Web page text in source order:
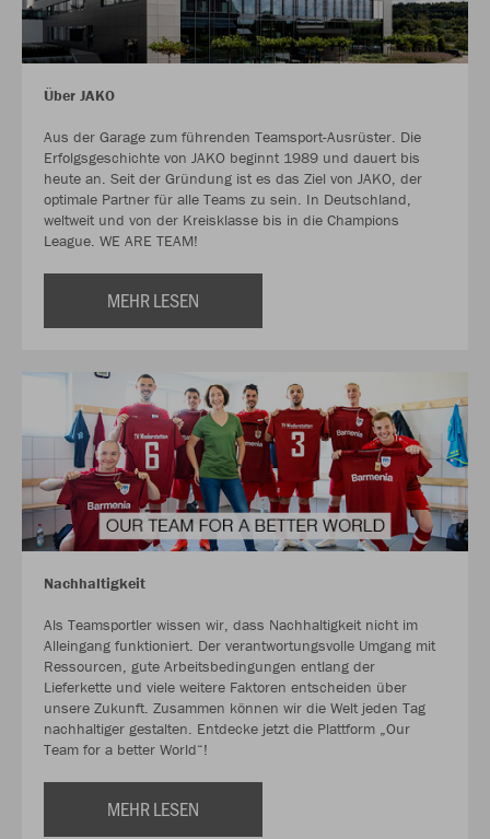
Über JAKO
Aus der Garage zum führenden Teamsport-Ausrüster. Die
Erfolgsgeschichte von JAKO beginnt 1989 und dauert bis
heute an. Seit der Gründung ist es das Ziel von JAKO, der
optimale Partner für alle Teams zu sein. In Deutschland,
weltweit und von der Kreisklasse bis in die Champions
League. WE ARE TEAM!
MEHR LESEN
Nachhaltigkeit
Als Teamsportler wissen wir, dass Nachhaltigkeit nicht im
Alleingang funktioniert. Der verantwortungsvolle Umgang mit
Ressourcen, gute Arbeitsbedingungen entlang der
Lieferkette und viele weitere Faktoren entscheiden über
unsere Zukunft. Zusammen können wir die Welt jeden Tag
nachhaltiger gestalten. Entdecke jetzt die Plattform „Our
Team for a better World“!
MEHR LESEN